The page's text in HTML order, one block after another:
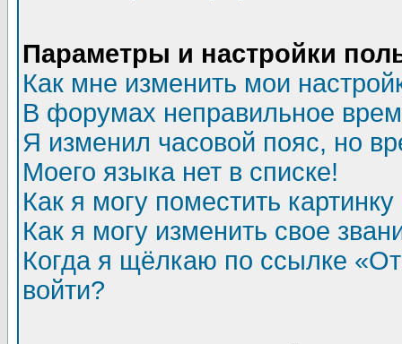
Параметры и настройки
Как мне изменить мои
В форумах неправильное
Я изменил часовой пояс, но
Моего языка нет в списке!
Как я могу поместить
Как я могу изменить свое
Когда я щёлкаю по ссылке
войти?